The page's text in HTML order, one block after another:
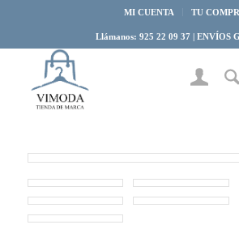
MI CUENTA TU
Llámanos: 925 22 09 37 | ENVÍOS